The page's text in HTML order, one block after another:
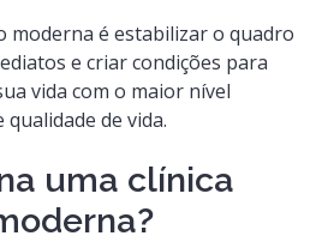
moderna é estabilizar o quadro
e criar condições para
vida com o maior nível
de vida.
uma clínica